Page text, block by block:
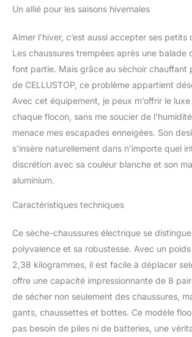
sèches et
puissance de
pourrez sécher
et
ainsi les
odeurs et la
de bactéries.
aluminium lui
une résistance
protégeant
approximatives
32 x 30 cm en
choix idéal
dans n'importe
espace de
SÛR ET
chaussures
convient à la
Un allié pour les saisons hivernales
Aimer l’hiver, c’est aussi accepter ses petits
Les chaussures trempées après une balade
font partie. Mais grâce au sèchoir chauffant
de CELLUSTOP, ce problème appartient
Avec cet équipement, je peux m’offrir le
chaque flocon, sans me soucier de
menace mes escapades enneigées. Son
s’insère naturellement dans n’importe quel
discrétion avec sa couleur blanche et son
aluminium.
Caractéristiques techniques
Ce sèche-chaussures électrique se
polyvalence et sa robustesse. Avec un
2,38 kilogrammes, il est facile à déplacer
offre une capacité impressionnante de 8
de sécher non seulement des chaussures,
gants, chaussettes et bottes. Ce modèle
pas besoin de piles ni de batteries, une